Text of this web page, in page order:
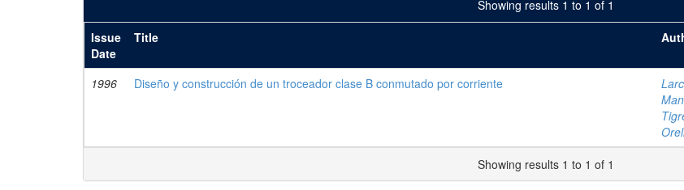
Showing results 1 to 1 of 1
Issue
Date
Title
1996 Diseño y construcción de un troceador clase B conmutado por corriente
Showing results 1 to 1 of 1